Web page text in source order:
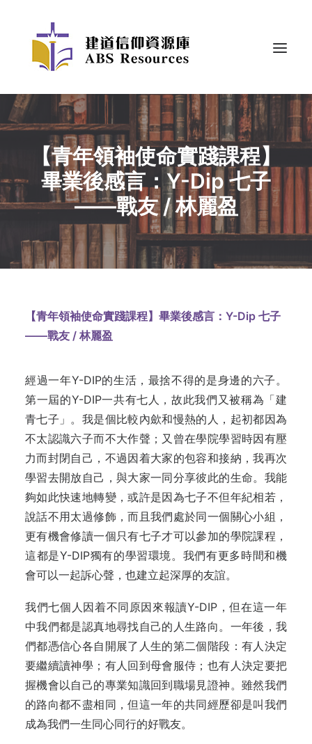
【青年領袖使命實踐課程】
畢業後感言：Y-Dip 七子
——戰友 / 林麗盈
【青年領袖使命實踐課程】畢業後感言：Y-Dip 七子
——戰友 / 林麗盈
經過一年Y-DIP的生活，最捨不得的是身邊的六子。
第一屆的Y-DIP一共有七人，故此我們又被稱為「建
青七子」。我是個比較內歛和慢熱的人，起初都因為
不太認識六子而不大作聲；又曾在學院學習時因有壓
力而封閉自己，不過因着大家的包容和接納，我再次
學習去開放自己，與大家一同分享彼此的生命。我能
夠如此快速地轉變，或許是因為七子不但年紀相若，
說話不用太過修飾，而且我們處於同一個關心小組，
更有機會修讀一個只有七子才可以參加的學院課程，
這都是Y-DIP獨有的學習環境。我們有更多時間和機
會可以一起訴心聲，也建立起深厚的友誼。
我們七個人因着不同原因來報讀Y-DIP，但在這一年
中我們都是認真地尋找自己的人生路向。一年後，我
們都憑信心各自開展了人生的第二個階段：有人決定
要繼續讀神學；有人回到母會服侍；也有人決定要把
握機會以自己的專業知識回到職場見證神。雖然我們
的路向都不盡相同，但這一年的共同經歷卻是叫我們
成為我們一生同心同行的好戰友。